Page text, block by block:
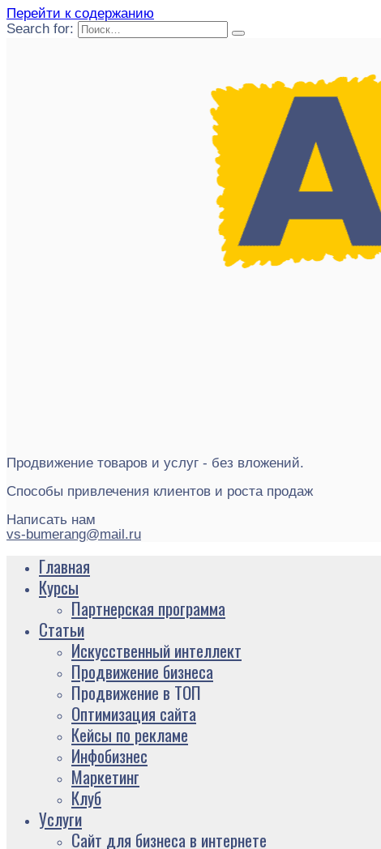
Перейти к содержанию
Search for:
Продвижение товаров и услуг - без вложений.
Способы привлечения клиентов и роста продаж
Написать нам
vs-bumerang@mail.ru
Главная
Курсы
Партнерская программа
Статьи
Искусственный интеллект
Продвижение бизнеса
Продвижение в ТОП
Оптимизация сайта
Кейсы по рекламе
Инфобизнес
Маркетинг
Клуб
Услуги
Сайт для бизнеса в интернете